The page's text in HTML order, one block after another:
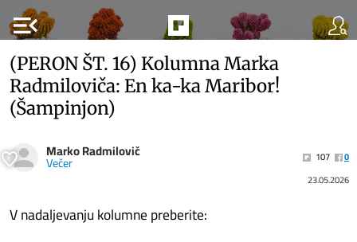
menu_open
(PERON ŠT. 16) Kolumna Marka
Radmiloviča: En ka-ka Maribor!
(Šampinjon)
Marko Radmilovič
Večer 107
0
23.05.2026
V nadaljevanju kolumne preberite: